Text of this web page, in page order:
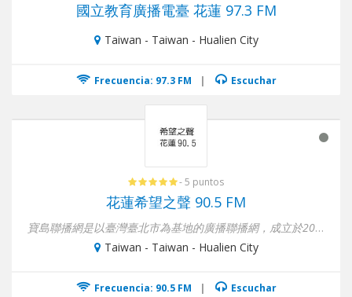
國立教育廣播電臺 花蓮 97.3 FM
Taiwan - Taiwan - Hualien City
Frecuencia: 97.3 FM | Escuchar
- 5 puntos
花蓮希望之聲 90.5 FM
寶島聯播網是以臺灣臺北市為基地的廣播聯播網，成立於2012年10月。2013年3月1日起，花...
Taiwan - Taiwan - Hualien City
Frecuencia: 90.5 FM | Escuchar